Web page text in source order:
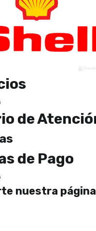
de
de Pago
nuestra página